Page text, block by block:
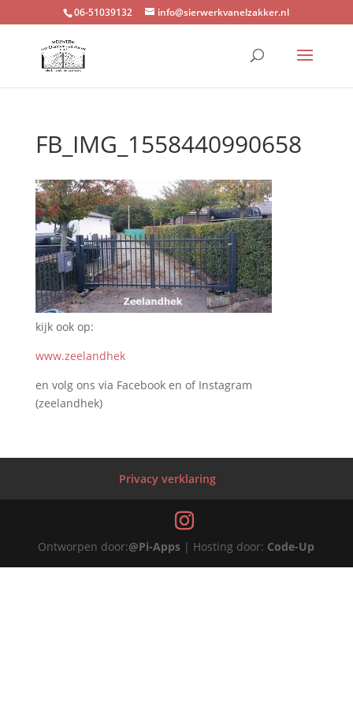
06-51039132 info@sierwerkvanelzakker.nl
FB_IMG_1558440990658
kijk ook op:
www.zeelandhek
en volg ons via Facebook en of Instagram
(zeelandhek)
Privacy verklaring
Ontworpen door:@Pi-Apps | Hosting door: Code-Up